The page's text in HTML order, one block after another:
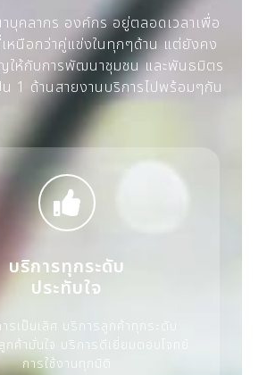
บุคลากร องค์กร อยู่ตลอดเวลาเพื่อ
หนือกว่าคู่แข่งในทุกๆด้าน แต่ยังคง
ให้กับการพัฒนาชุมชน และพันธมิตร
น 1 ด้านสายงานบริการไปพร้อมๆกัน
บริการทุกระดับ
ประทับใจ
รเป็นเลิศ บริการลูกค้าทุกระดับ
กค้ามั่นใจ บริการดีเยี่ยมตอบโจทย์
การใช้งานทุกมิติ